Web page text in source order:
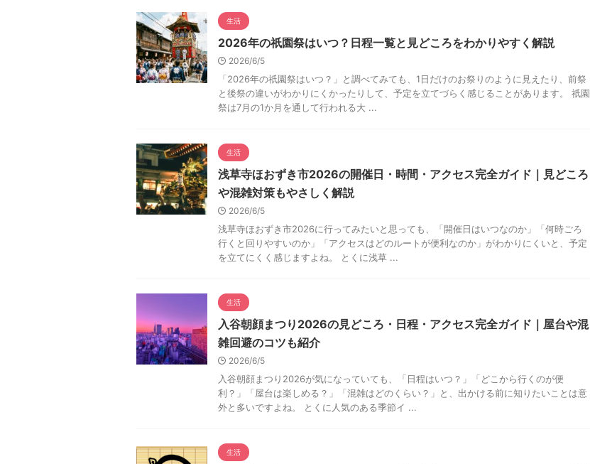
生活
2026年の祇園祭はいつ？日程一覧と見どころをわかりやすく解説
2026/6/5
「2026年の祇園祭はいつ？」と調べてみても、1日だけのお祭りのように見えたり、前祭
と後祭の違いがわかりにくかったりして、予定を立てづらく感じることがあります。 祇園
祭は7月の1か月を通して行われる大 ...
生活
浅草寺ほおずき市2026の開催日・時間・アクセス完全ガイド｜見どころ
や混雑対策もやさしく解説
2026/6/5
浅草寺ほおずき市2026に行ってみたいと思っても、「開催日はいつなのか」「何時ごろ
行くと回りやすいのか」「アクセスはどのルートが便利なのか」がわかりにくいと、予定
を立てにくく感じますよね。 とくに浅草 ...
生活
入谷朝顔まつり2026の見どころ・日程・アクセス完全ガイド｜屋台や混
雑回避のコツも紹介
2026/6/5
入谷朝顔まつり2026が気になっていても、「日程はいつ？」「どこから行くのが便
利？」「屋台は楽しめる？」「混雑はどのくらい？」と、出かける前に知りたいことは意
外と多いですよね。 とくに人気のある季節イ ...
生活